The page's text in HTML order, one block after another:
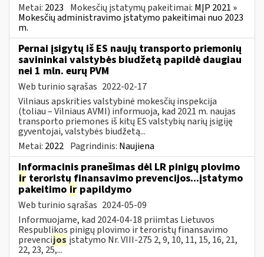
Metai: 2023 Mokesčių įstatymų pakeitimai: MĮP 2021 »
Mokesčių administravimo įstatymo pakeitimai nuo 2023
m.
Pernai įsigytų iš ES naujų transporto priemonių
savininkai valstybės biudžetą papildė daugiau
nei 1 mln. eurų PVM
Web turinio sąrašas 2022-02-17
Vilniaus apskrities valstybinė mokesčių inspekcija
(toliau – Vilniaus AVMI) informuoja, kad 2021 m. naujas
transporto priemones iš kitų ES valstybių narių įsigiję
gyventojai, valstybės biudžetą...
Metai: 2022 Pagrindinis: Naujiena
Informacinis pranešimas dėl LR pinigų plovimo
ir teroristų finansavimo prevencijos...įstatymo
pakeitimo ir papildymo
Web turinio sąrašas 2024-05-09
Informuojame, kad 2024-04-18 priimtas Lietuvos
Respublikos pinigų plovimo ir teroristų finansavimo
prevencijos įstatymo Nr. VIII-275 2, 9, 10, 11, 15, 16, 21,
22, 23, 25,...